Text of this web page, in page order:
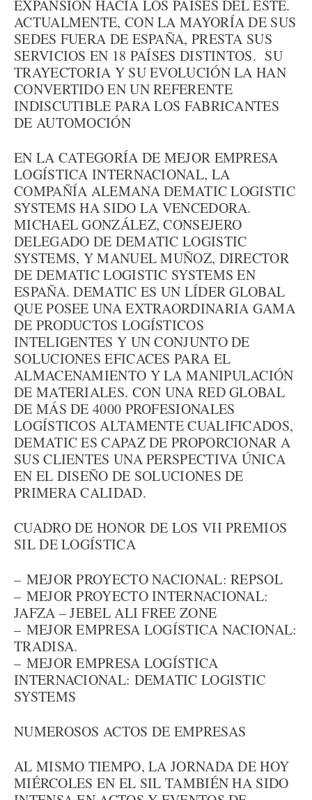
EXPANSIÓN HACIA LOS PAÍSES DEL ESTE.
ACTUALMENTE, CON LA MAYORÍA DE SUS
SEDES FUERA DE ESPAÑA, PRESTA SUS
SERVICIOS EN 18 PAÍSES DISTINTOS. SU
TRAYECTORIA Y SU EVOLUCIÓN LA HAN
CONVERTIDO EN UN REFERENTE
INDISCUTIBLE PARA LOS FABRICANTES
DE AUTOMOCIÓN
EN LA CATEGORÍA DE MEJOR EMPRESA
LOGÍSTICA INTERNACIONAL, LA
COMPAÑÍA ALEMANA DEMATIC LOGISTIC
SYSTEMS HA SIDO LA VENCEDORA.
MICHAEL GONZÁLEZ, CONSEJERO
DELEGADO DE DEMATIC LOGISTIC
SYSTEMS, Y MANUEL MUÑOZ, DIRECTOR
DE DEMATIC LOGISTIC SYSTEMS EN
ESPAÑA. DEMATIC ES UN LÍDER GLOBAL
QUE POSEE UNA EXTRAORDINARIA GAMA
DE PRODUCTOS LOGÍSTICOS
INTELIGENTES Y UN CONJUNTO DE
SOLUCIONES EFICACES PARA EL
ALMACENAMIENTO Y LA MANIPULACIÓN
DE MATERIALES. CON UNA RED GLOBAL
DE MÁS DE 4000 PROFESIONALES
LOGÍSTICOS ALTAMENTE CUALIFICADOS,
DEMATIC ES CAPAZ DE PROPORCIONAR A
SUS CLIENTES UNA PERSPECTIVA ÚNICA
EN EL DISEÑO DE SOLUCIONES DE
PRIMERA CALIDAD.
CUADRO DE HONOR DE LOS VII PREMIOS
SIL DE LOGÍSTICA
– MEJOR PROYECTO NACIONAL: REPSOL
– MEJOR PROYECTO INTERNACIONAL:
JAFZA – JEBEL ALI FREE ZONE
– MEJOR EMPRESA LOGÍSTICA NACIONAL:
TRADISA.
– MEJOR EMPRESA LOGÍSTICA
INTERNACIONAL: DEMATIC LOGISTIC
SYSTEMS
NUMEROSOS ACTOS DE EMPRESAS
AL MISMO TIEMPO, LA JORNADA DE HOY
MIÉRCOLES EN EL SIL TAMBIÉN HA SIDO